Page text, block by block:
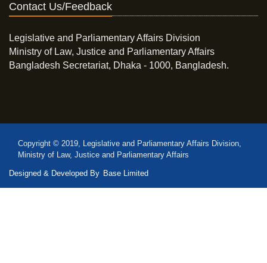
Contact Us/Feedback
Legislative and Parliamentary Affairs Division
Ministry of Law, Justice and Parliamentary Affairs
Bangladesh Secretariat, Dhaka - 1000, Bangladesh.
Copyright © 2019, Legislative and Parliamentary Affairs Division,
Ministry of Law, Justice and Parliamentary Affairs
Designed & Developed By Base Limited